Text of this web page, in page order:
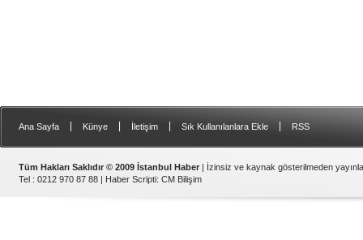
Ana Sayfa Künye İletişim Sık Kullanılanlara Ekle RSS
Tüm Hakları Saklıdır © 2009 İstanbul Haber | İzinsiz ve kaynak gösterilmeden
Tel : 0212 970 87 88 | Haber Scripti: CM Bilişim